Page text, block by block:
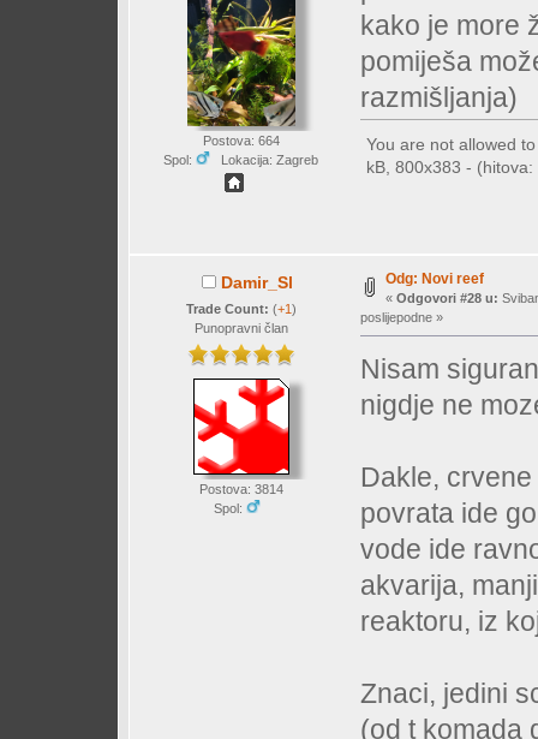
Postova: 664
Spol:
Lokacija: Zagreb
kako je more
pomiješa
razmišljanja)
You are not allowed
kB, 800x383 -
Damir_Sl
Trade Count: (+1)
Punopravni član
Postova: 3814
Spol:
Odg: Novi reef
« Odgovori #28 u:
poslijepodne »
Nisam
nigdje ne
Dakle,
povrata ide
vode ide
akvarija,
reaktoru, iz
Znaci, jedini
(od t komada